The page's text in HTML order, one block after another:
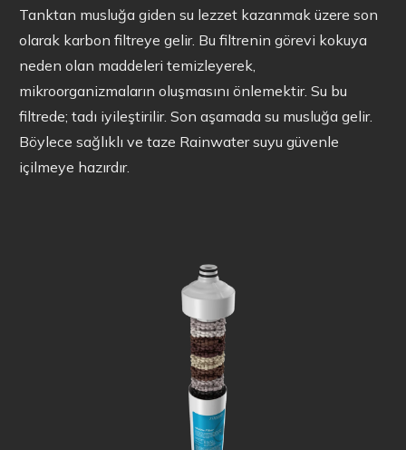
Tanktan musluğa giden su lezzet kazanmak üzere son
olarak karbon filtreye gelir. Bu filtrenin görevi kokuya
neden olan maddeleri temizleyerek,
mikroorganizmaların oluşmasını önlemektir. Su bu
filtrede; tadı iyileştirilir. Son aşamada su musluğa gelir.
Böylece sağlıklı ve taze Rainwater suyu güvenle
içilmeye hazırdır.